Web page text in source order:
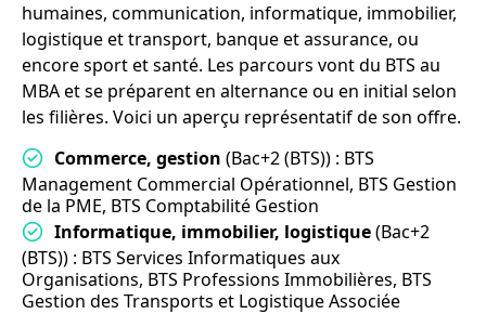
humaines, communication, informatique, immobilier,
logistique et transport, banque et assurance, ou
encore sport et santé. Les parcours vont du BTS au
MBA et se préparent en alternance ou en initial selon
les filières. Voici un aperçu représentatif de son offre.
Commerce, gestion (Bac+2 (BTS)) : BTS
Management Commercial Opérationnel, BTS Gestion
de la PME, BTS Comptabilité Gestion
Informatique, immobilier, logistique(Bac+2
(BTS)) : BTS Services Informatiques aux
Organisations, BTS Professions Immobilières, BTS
Gestion des Transports et Logistique Associée